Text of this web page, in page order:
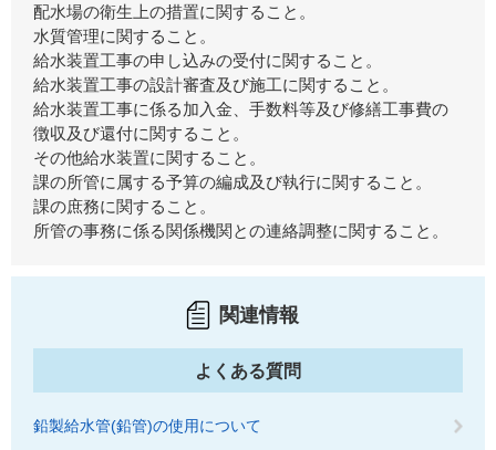
配水場の衛生上の措置に関すること。
水質管理に関すること。
給水装置工事の申し込みの受付に関すること。
給水装置工事の設計審査及び施工に関すること。
給水装置工事に係る加入金、手数料等及び修繕工事費の
徴収及び還付に関すること。
その他給水装置に関すること。
課の所管に属する予算の編成及び執行に関すること。
課の庶務に関すること。
所管の事務に係る関係機関との連絡調整に関すること。
関連情報
よくある質問
鉛製給水管(鉛管)の使用について